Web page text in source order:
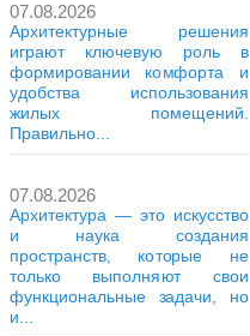
07.08.2026
Архитектурные решения
играют ключевую роль в
формировании комфорта и
удобства использования
жилых помещений.
Правильно...
07.08.2026
Архитектура — это искусство
и наука создания
пространств, которые не
только выполняют свои
функциональные задачи, но
и...